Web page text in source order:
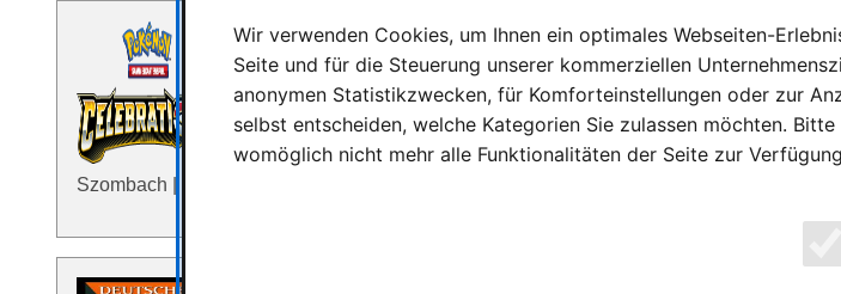
The Pokémon Company International enthüllt die Celebrations-
Pokémon-Sammelkartenspiels, um das 25. Jubiläum der Marke zu
The Pokémon Company International enthüllt die Celebrations-
Sammelkartenspiels, um das 25. Jubiläum der Marke zu feiern 29 Juni
Szombach | Geschätze Lesezeit: 2 …
Wir verwenden Cookies, um Ihnen ein optimales Webseiten-
Seite und für die Steuerung unserer kommerziellen
anonymen Statistikzwecken, für Komforteinstellungen oder zur
selbst entscheiden, welche Kategorien Sie zulassen möchten.
womöglich nicht mehr alle Funktionalitäten der Seite zur